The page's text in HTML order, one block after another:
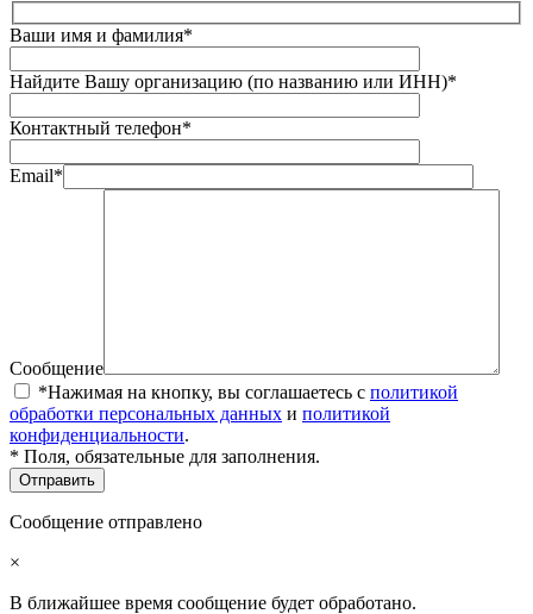
Ваши имя и фамилия*
Найдите Вашу организацию (по названию или ИНН)*
Контактный телефон*
Email*
Сообщение
*Нажимая на кнопку, вы соглашаетесь с политикой
обработки персональных данных и политикой
конфиденциальности.
* Поля, обязательные для заполнения.
Сообщение отправлено
×
В ближайшее время сообщение будет обработано.